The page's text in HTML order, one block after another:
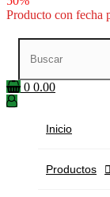
Producto con fecha
0 0.00
Inicio
Productos 